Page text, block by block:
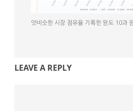
엇비슷한 시장 점유율 기록한 윈도 10과
LEAVE A REPLY